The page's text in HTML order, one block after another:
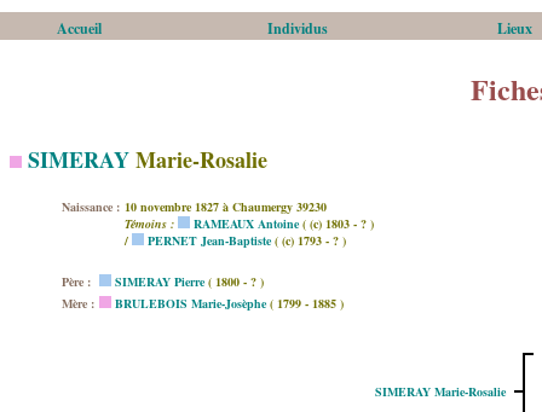
Accueil Individus Lieux
SIMERAYMarie-Rosalie
Naissance : 10 novembre 1827 à Chaumergy 39230
Témoins :
RAMEAUX Antoine ( (c) 1803 - ? )
/
PERNET Jean-Baptiste ( (c) 1793 - ? )
Père : SIMERAY Pierre ( 1800 - ? )
Mère :
BRULEBOIS Marie-Josèphe ( 1799 - 1885 )
SIMERAY Marie-Rosalie